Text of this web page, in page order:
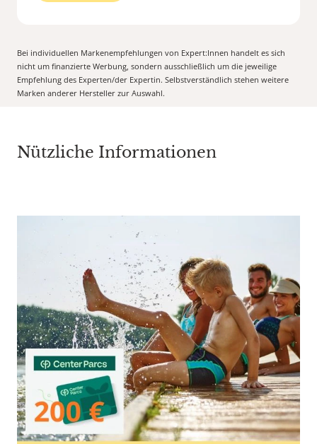
Bei individuellen Markenempfehlungen von Expert:Innen handelt es sich
nicht um finanzierte Werbung, sondern ausschließlich um die jeweilige
Empfehlung des Experten/der Expertin. Selbstverständlich stehen weitere
Marken anderer Hersteller zur Auswahl.
Nützliche Informationen